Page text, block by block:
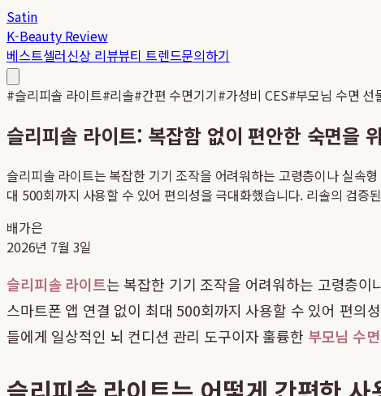
Satin
K-Beauty Review
베스트셀러신상 리뷰뷰티 트렌드문의하기
#슬리피솔 라이트#리솔#간편 수면기기#가성비 CES#부모님 수면 선
슬리피솔 라이트: 복잡함 없이 편안한 숙면을
슬리피솔 라이트는 복잡한 기기 조작을 어려워하는 고령층이나 실속
대 500회까지 사용할 수 있어 편의성을 극대화했습니다. 리솔의 검증
배가은
2026년 7월 3일
슬리피솔 라이트는 복잡한 기기 조작을 어려워하는 고령층
스마트폰 앱 연결 없이 최대 500회까지 사용할 수 있어 편의
들에게 일상적인 뇌 컨디션 관리 도구이자 훌륭한 부모님 수